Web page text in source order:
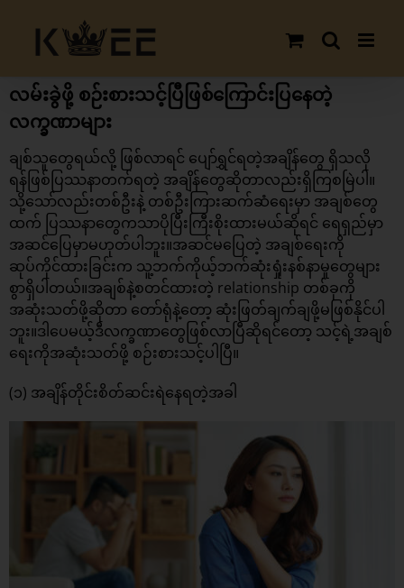
content
လမ်းခွဲဖို့ စဉ်းစားသင့်ပြီဖြစ်ကြောင်းပြနေတဲ့
လက္ခဏာများ
ချစ်သူတွေရယ်လို့ ဖြစ်လာရင် ပျော်ရွှင်ရတဲ့အချိန်တွေ ရှိသလို
ရန်ဖြစ်ပြဿနာတက်ရတဲ့ အချိန်တွေဆိုတာလည်းရှိကြစမြဲပါ။
သို့သော်လည်းတစ်ဦးနဲ့ တစ်ဦးကြားဆက်ဆံရေးမှာ အချစ်တွေ
ထက် ပြဿနာတွေကသာပိုပြီးကြီးစိုးထားမယ်ဆိုရင် ရေရှည်မှာ
အဆင်ပြေမှာမဟုတ်ပါဘူး။အဆင်မပြေတဲ့ အချစ်ရေးကို
ဆုပ်ကိုင်ထားခြင်းက သူ့ဘက်ကိုယ့်ဘက်ဆုံးရှုံးနစ်နာမှုတွေများ
စွာရှိပါတယ်။အချစ်နဲ့စတင်ထားတဲ့ relationship တစ်ခုကို
အဆုံးသတ်ဖို့ဆိုတာ တော်ရုံနဲ့တော့ ဆုံးဖြတ်ချက်ချဖို့မဖြစ်နိုင်ပါ
ဘူး။ဒါပေမယ့်ဒီလက္ခဏာတွေဖြစ်လာပြီဆိုရင်တော့ သင့်ရဲ့အချစ်
ရေးကိုအဆုံးသတ်ဖို့ စဉ်းစားသင့်ပါပြီ။
(၁) အချိန်တိုင်းစိတ်ဆင်းရဲနေရတဲ့အခါ